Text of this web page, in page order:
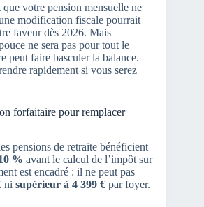
que votre pension mensuelle ne
modification fiscale pourrait
faveur dès 2026. Mais
ne sera pas pour tout le
peut faire basculer la balance.
rapidement si vous serez
forfaitaire pour remplacer
pensions de retraite bénéficient
% avant le calcul de l’impôt sur
est encadré : il ne peut pas
ni supérieur à 4 399 € par foyer.